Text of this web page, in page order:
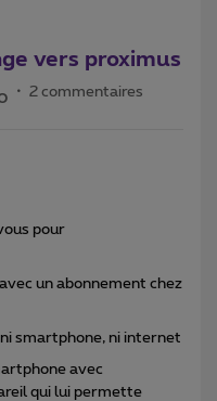
vers proximus
2 commentaires
pour
un abonnement chez
ni smartphone, ni internet
avec
qui lui permette